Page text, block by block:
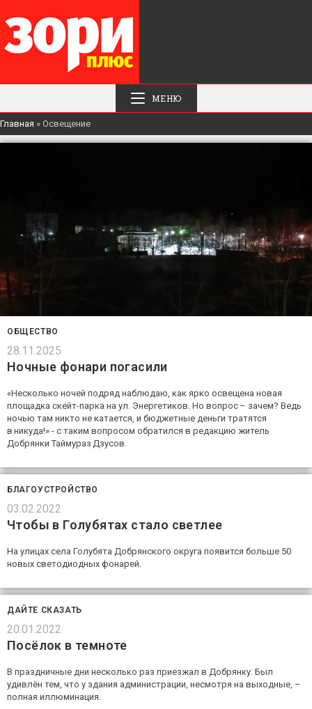
МЕНЮ
Главная » Освещение
ОБЩЕСТВО
28.11.2025
Ночные фонари погасили
«Несколько ночей подряд наблюдаю, как ярко освещена новая
площадка скейт-парка на ул. Энергетиков. Но вопрос – зачем? Ведь
ночью там никто не катается, и бюджетные деньги тратятся
в никуда!» - с таким вопросом обратился в редакцию житель
Добрянки Таймураз Дзусов.
БЛАГОУСТРОЙСТВО
03.02.2022
Чтобы в Голубятах стало светлее
На улицах села Голубята Добрянского округа появится больше 50
новых светодиодных фонарей.
ДАЙТЕ СКАЗАТЬ
20.01.2022
Посёлок в темноте
В праздничные дни несколько раз приезжал в Добрянку. Был
удивлён тем, что у здания администрации, несмотря на выходные, –
полная иллюминация.